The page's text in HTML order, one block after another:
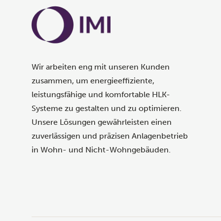
Wir arbeiten eng mit unseren Kunden
zusammen, um energieeffiziente,
leistungsfähige und komfortable HLK-
Systeme zu gestalten und zu optimieren.
Unsere Lösungen gewährleisten einen
zuverlässigen und präzisen Anlagenbetrieb
in Wohn- und Nicht-Wohngebäuden.